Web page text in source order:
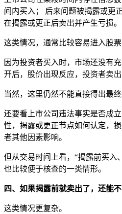
间内买入； 后来问题被揭露或更
在揭露或更正后卖出并产生亏损。
这类情况，通常比较容易进入股票
因为投资者买入时，市场还没有
开后，股价出现反应，投资者卖
当然，这里仍然不能直接得出最终
还要看上市公司违法事实是否成
性，揭露或更正节点如何认定，
者其他因素影响。
但从交易时间上看，“揭露前买入
也比较便于核查的一类情形。
四、如果揭露前就卖出了，还能
这类情况更复杂。